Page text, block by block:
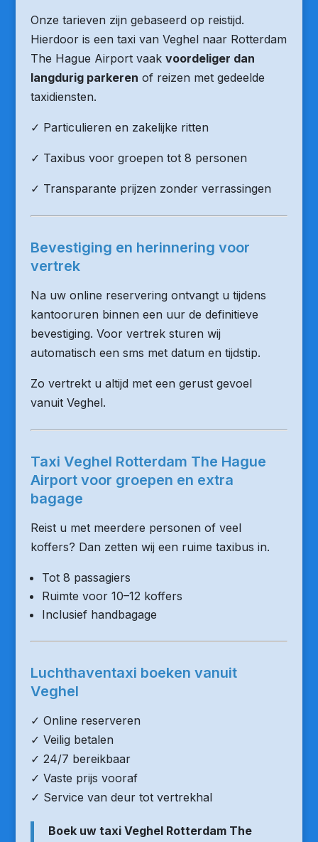
Onze tarieven zijn gebaseerd op reistijd.
Hierdoor is een taxi van Veghel naar Rotterdam
The Hague Airport vaak voordeliger dan
langdurig parkeren of reizen met gedeelde
taxidiensten.
✓ Particulieren en zakelijke ritten
✓ Taxibus voor groepen tot 8 personen
✓ Transparante prijzen zonder verrassingen
Bevestiging en herinnering voor
vertrek
Na uw online reservering ontvangt u tijdens
kantooruren binnen een uur de definitieve
bevestiging. Voor vertrek sturen wij
automatisch een sms met datum en tijdstip.
Zo vertrekt u altijd met een gerust gevoel
vanuit Veghel.
Taxi Veghel Rotterdam The Hague
Airport voor groepen en extra
bagage
Reist u met meerdere personen of veel
koffers? Dan zetten wij een ruime taxibus in.
Tot 8 passagiers
Ruimte voor 10–12 koffers
Inclusief handbagage
Luchthaventaxi boeken vanuit
Veghel
✓ Online reserveren
✓ Veilig betalen
✓ 24/7 bereikbaar
✓ Vaste prijs vooraf
✓ Service van deur tot vertrekhal
Boek uw taxi Veghel Rotterdam The